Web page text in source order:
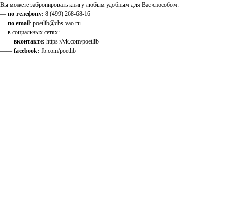
Вы можете забронировать книгу любым удобным для Вас способом:
— по телефону: 8 (499) 268-68-16
— по email: poetlib@cbs-vao.ru
— в социальных сетях:
—— вконтакте: https://vk.com/poetlib
—— facebook: fb.com/poetlib